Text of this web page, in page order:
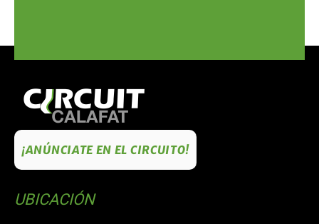
¡ANÚNCIATE EN EL CIRCUITO!
UBICACIÓN